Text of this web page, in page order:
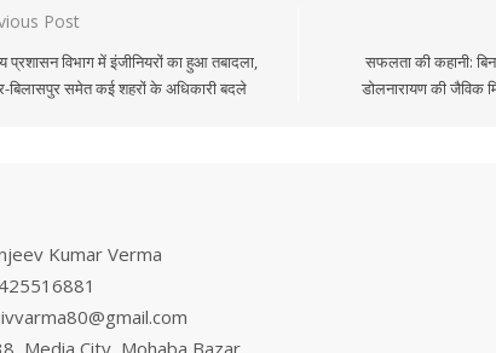
Post
प्रशासन विभाग में इंजीनियरों का हुआ तबादला,
बिलासपुर समेत कई शहरों के अधिकारी बदले
सफलता की कहानी:
डोलनारायण की जैविक
Kumar Verma
Media City, Mohaba Bazar,